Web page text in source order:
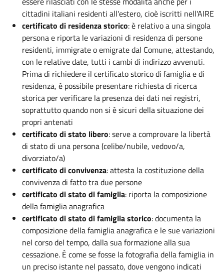
cittadini italiani residenti all'estero, cioè iscritti nell'AIRE
certificato di residenza storico: è relativo a una singola
persona e riporta le variazioni di residenza di persone
residenti, immigrate o emigrate dal Comune, attestando,
con le relative date, tutti i cambi di indirizzo avvenuti.
Prima di richiedere il certificato storico di famiglia e di
residenza, è possibile presentare richiesta di ricerca
storica per verificare la presenza dei dati nei registri,
soprattutto quando non si è sicuri della situazione dei
propri antenati
certificato di stato libero: serve a comprovare la libertà
di stato di una persona (celibe/nubile, vedovo/a,
divorziato/a)
certificato di convivenza: attesta la costituzione della
convivenza di fatto tra due persone
certificato di stato di famiglia: riporta la composizione
della famiglia anagrafica
certificato di stato di famiglia storico: documenta la
composizione della famiglia anagrafica e le sue variazioni
nel corso del tempo, dalla sua formazione alla sua
cessazione. È come se fosse la fotografia della famiglia in
un preciso istante nel passato, dove vengono indicati